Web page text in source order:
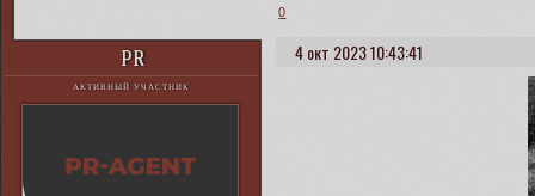
0
4 окт 2023 10:43:41
PR
АКТИВНЫЙ УЧАСТНИК